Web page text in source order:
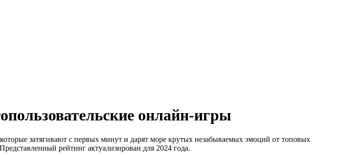
онлайн-игры
затягивают с первых минут и дарят море крутых незабываемых эмоций от топовых
рейтинг актуализирован для 2024 года.